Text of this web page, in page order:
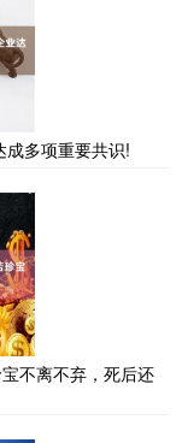
成多项重要共识!
不离不弃，死后还